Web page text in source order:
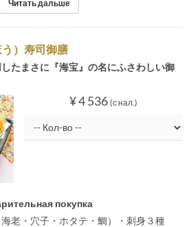
Читать дальше
う）寿司御膳
たまさに『海宝』の名にふさわしい御
¥ 4 536 (с нал.)
покупка
老・穴子・ホタテ・鯛）・刺身３種